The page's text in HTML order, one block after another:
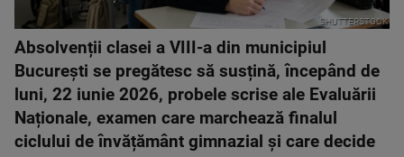
SHUTTERSTOCK
Absolvenții clasei a VIII-a din municipiul
București se pregătesc să susțină, începând de
luni, 22 iunie 2026, probele scrise ale Evaluării
Naționale, examen care marchează finalul
ciclului de învățământ gimnazial și care decide